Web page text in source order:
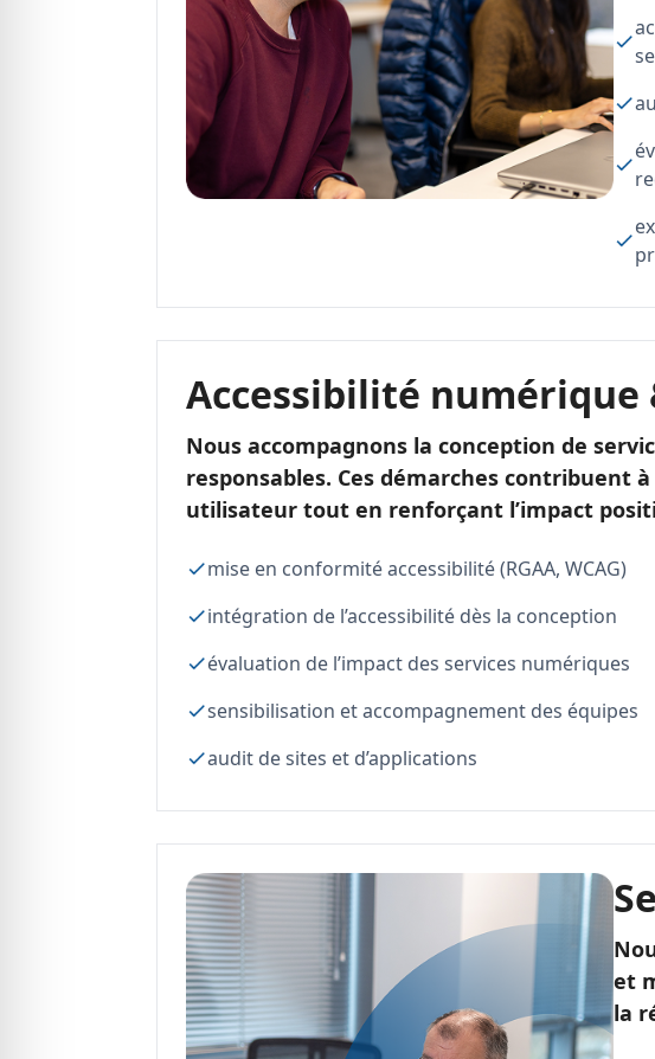
Accessibilité numérique
Nous accompagnons la conception de
responsables. Ces démarches contribuent
utilisateur tout en renforçant l’impact
mise en conformité accessibilité (RGAA, WCAG)
intégration de l’accessibilité dès la conception
évaluation de l’impact des services numériques
sensibilisation et accompagnement des équipes
audit de sites et d’applications
et
la